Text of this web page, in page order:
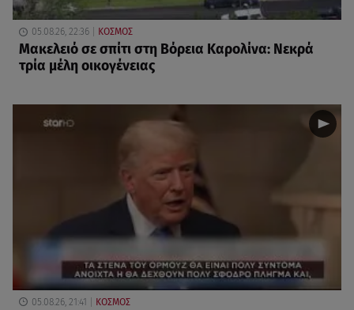
05.08.26, 22:36 ΚΟΣΜΟΣ
Μακελειό σε σπίτι στη Βόρεια Καρολίνα: Νεκρά
τρία μέλη οικογένειας
05.08.26, 21:41 ΚΟΣΜΟΣ